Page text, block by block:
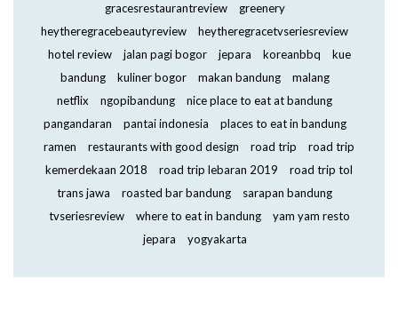
gracesrestaurantreview
greenery
heytheregracebeautyreview
heytheregracetvseriesreview
hotel review
jalan pagi bogor jepara koreanbbq
kue
bandung
kuliner bogor makan bandung
malang
netflix
ngopibandung
nice place to eat at bandung
pangandaran
pantai indonesia
places to eat in bandung
ramen
restaurants with good design road trip
road trip
kemerdekaan 2018
road trip lebaran 2019
road trip tol
trans jawa
roasted bar bandung
sarapan bandung
tvseriesreview
where to eat in bandung
yam yam resto
jepara
yogyakarta